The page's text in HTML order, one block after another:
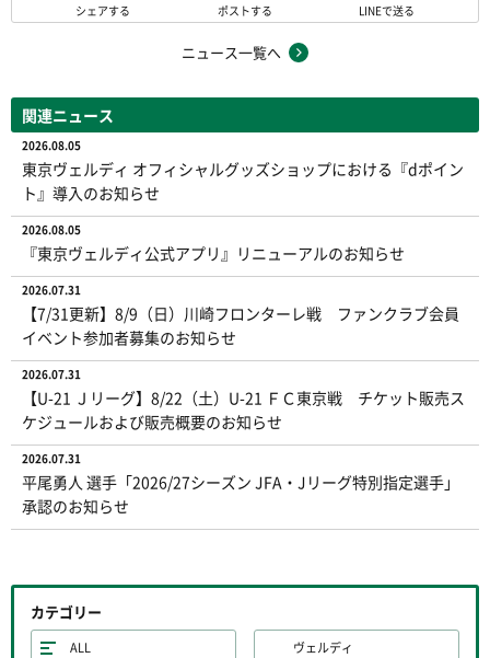
シェアする ポストする LINEで送る
ニュース一覧へ
関連ニュース
2026.08.05
東京ヴェルディ オフィシャルグッズショップにおける『dポイン
ト』導入のお知らせ
2026.08.05
『東京ヴェルディ公式アプリ』リニューアルのお知らせ
2026.07.31
【7/31更新】8/9（日）川崎フロンターレ戦 ファンクラブ会員
イベント参加者募集のお知らせ
2026.07.31
【U-21 Ｊリーグ】8/22（土）U-21 ＦＣ東京戦 チケット販売ス
ケジュールおよび販売概要のお知らせ
2026.07.31
平尾勇人 選手「2026/27シーズン JFA・Jリーグ特別指定選手」
承認のお知らせ
カテゴリー
ALL ヴェルディ